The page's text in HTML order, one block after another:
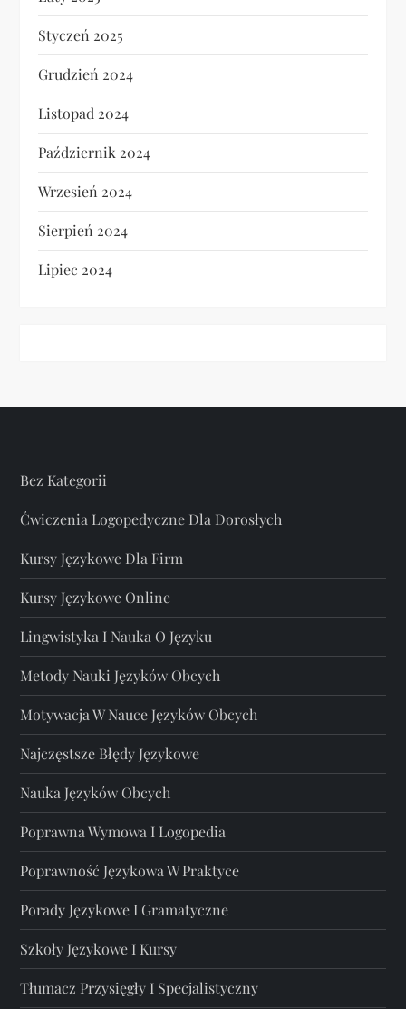
Styczeń 2025
Grudzień 2024
Listopad 2024
Październik 2024
Wrzesień 2024
Sierpień 2024
Lipiec 2024
Bez Kategorii
Ćwiczenia Logopedyczne Dla Dorosłych
Kursy Językowe Dla Firm
Kursy Językowe Online
Lingwistyka I Nauka O Języku
Metody Nauki Języków Obcych
Motywacja W Nauce Języków Obcych
Najczęstsze Błędy Językowe
Nauka Języków Obcych
Poprawna Wymowa I Logopedia
Poprawność Językowa W Praktyce
Porady Językowe I Gramatyczne
Szkoły Językowe I Kursy
Tłumacz Przysięgły I Specjalistyczny